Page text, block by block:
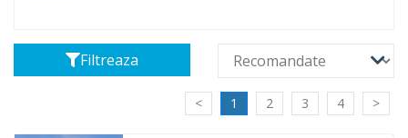
Filtreaza
< 1 2 3 4 >